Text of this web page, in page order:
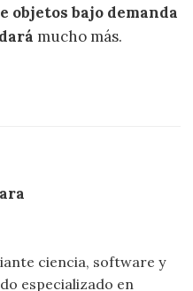
bajo demanda
mucho más.
ciencia, software y
especializado en